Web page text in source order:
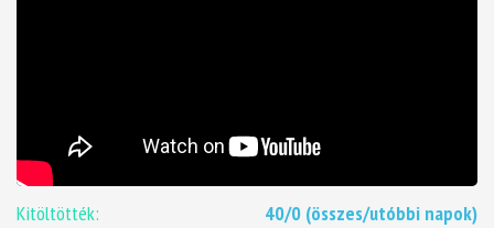
Kitöltötték:
40/0 (összes/utóbbi napok)